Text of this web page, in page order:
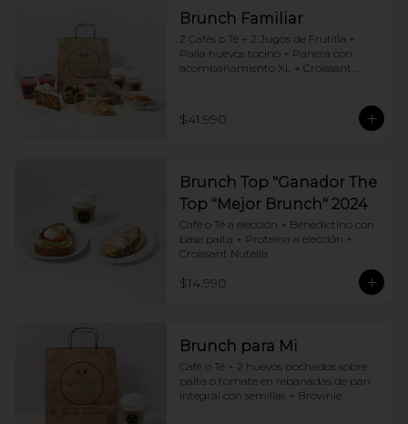
Brunch Familiar
2 Cafés o Té + 2 Jugos de Frutilla +
Paila huevos tocino + Panera con
acompañamiento XL + Croissant
$41.990
Brunch Top "Ganador The
Top "Mejor Brunch" 2024
Café o Té a elección + Benedictino con
base palta + Proteina a elección +
Croissant Nutella
$14.990
Brunch para Mi
Café o Té + 2 huevos pochados sobre
palta o tomate en rebanadas de pan
integral con semillas + Brownie